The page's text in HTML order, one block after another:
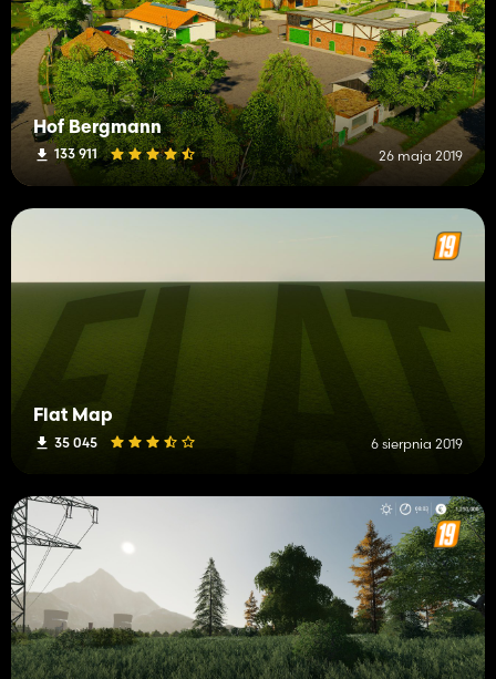
Hof Bergmann
133 911 26 maja 2019
Flat Map
35 045 6 sierpnia 2019